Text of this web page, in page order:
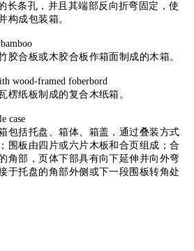
长条孔，并且其端部反向折弯固定，使
构成包装箱。
胶合板或木胶合板作箱面制成的木箱。
wood-framed foberbord
楞纸板制成的复合木纸箱。
case
包括托盘、箱体、箱盖，通过叠装方式
围板由四片或六片木板和合页组成；合
角部，页体下部具有向下延伸并向外弯
于托盘的角部外侧或下一段围板转角处